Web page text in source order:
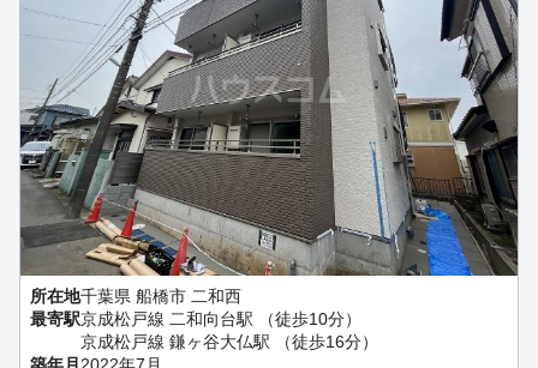
所在地千葉県 船橋市 二和西
最寄駅京成松戸線 二和向台駅 （徒歩10分）
京成松戸線 鎌ヶ谷大仏駅 （徒歩16分）
築年月2022年7月